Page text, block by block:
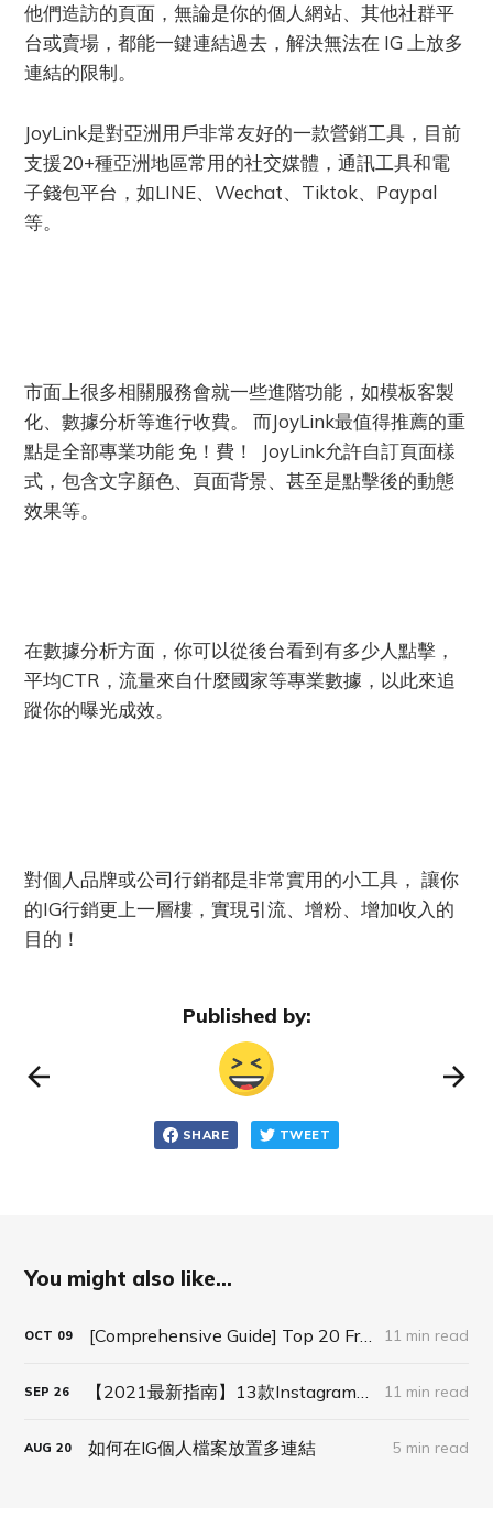
他們造訪的頁面，無論是你的個人網站、其他社群平
台或賣場，都能一鍵連結過去，解決無法在 IG 上放多
連結的限制。
JoyLink是對亞洲用戶非常友好的一款營銷工具，目前
支援20+種亞洲地區常用的社交媒體，通訊工具和電
子錢包平台，如LINE、Wechat、Tiktok、Paypal
等。
市面上很多相關服務會就一些進階功能，如模板客製
化、數據分析等進行收費。 而JoyLink最值得推薦的重
點是全部專業功能 免！費！ JoyLink允許自訂頁面樣
式，包含文字顏色、頁面背景、甚至是點擊後的動態
效果等。
在數據分析方面，你可以從後台看到有多少人點擊，
平均CTR，流量來自什麼國家等專業數據，以此來追
蹤你的曝光成效。
對個人品牌或公司行銷都是非常實用的小工具， 讓你
的IG行銷更上一層樓，實現引流、增粉、增加收入的
目的！
Published by:
SHARE TWEET
You might also like...
OCT 09 [Comprehensive Guide] Top 20 Free & Paid Social Media Bio Link Tools (updated 2021) 11 min read
SEP 26 【2021最新指南】13款Instagram多連結工具推薦 11 min read
AUG 20 如何在IG個人檔案放置多連結 5 min read